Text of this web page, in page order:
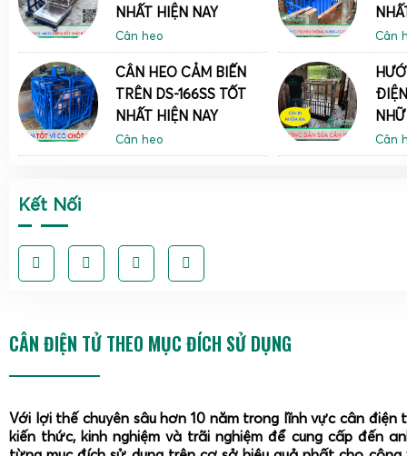
NHẤT HIỆN NAY
Cân heo Cân
CÂN HEO CẢM BIẾN
TRÊN DS-166SS TỐT
NHẤT HIỆN NAY
Cân heo Cân
Kết Nối
Đặc điểm tốt nhất của cân heo điện tử Gia
chống chuột và cân heo chốt số
CÂN ĐIỆN TỬ THEO MỤC ĐÍCH SỬ DỤNG
Với lợi thế chuyên sâu hơn 10 năm trong lĩnh vực cân điện
kiến thức, kinh nghiệm và trãi nghiệm để cung cấp đến